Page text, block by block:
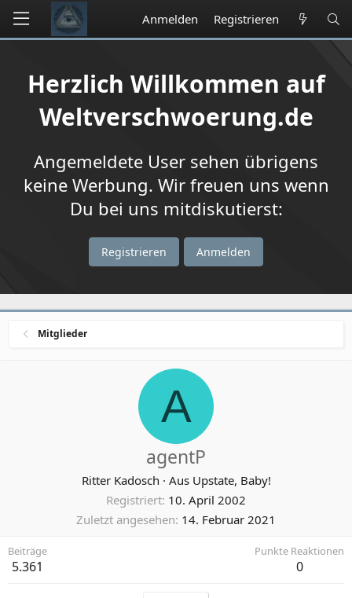
Anmelden Registrieren
Herzlich Willkommen auf
Weltverschwoerung.de
Angemeldete User sehen übrigens
keine Werbung. Wir freuen uns wenn
Du bei uns mitdiskutierst:
Registrieren Anmelden
Mitglieder
A
agentP
Ritter Kadosch · Aus Upstate, Baby!
Registriert 10. April 2002
Zuletzt angesehen 14. Februar 2021
Beiträge
5.361
Punkte Reaktionen
0